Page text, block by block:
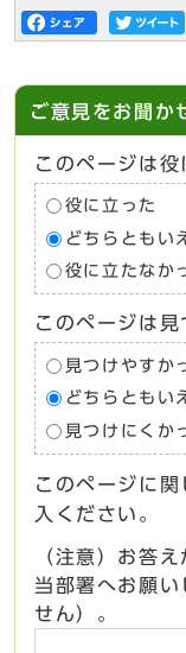
ご意見をお聞か
このページは役
役に立った
どちらともい
役に立たなか
このページは見
見つけやすか
どちらともい
見つけにくか
このページに
入ください。
（注意）お答
当部署へお願
せん）。